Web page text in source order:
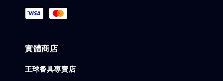
實體商店
王球餐具專賣店